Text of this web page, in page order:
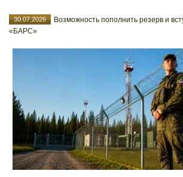
30.07.2026
Возможность пополнить резерв и
«БАРС»